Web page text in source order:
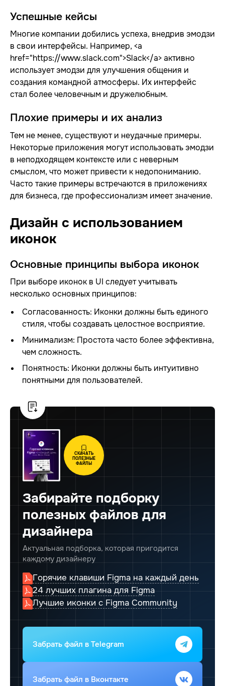
Успешные кейсы
Многие компании добились успеха, внедрив эмодзи
в свои интерфейсы. Например, <a
href="https://www.slack.com">Slack</a> активно
использует эмодзи для улучшения общения и
создания командной атмосферы. Их интерфейс
стал более человечным и дружелюбным.
Плохие примеры и их анализ
Тем не менее, существуют и неудачные примеры.
Некоторые приложения могут использовать эмодзи
в неподходящем контексте или с неверным
смыслом, что может привести к недопониманию.
Часто такие примеры встречаются в приложениях
для бизнеса, где профессионализм имеет значение.
Дизайн с использованием
иконок
Основные принципы выбора иконок
При выборе иконок в UI следует учитывать
несколько основных принципов:
Согласованность: Иконки должны быть единого
стиля, чтобы создавать целостное восприятие.
Минимализм: Простота часто более эффективна,
чем сложность.
Понятность: Иконки должны быть интуитивно
понятными для пользователей.
СКАЧАТЬ
ПОЛЕЗНЫЕ
ФАЙЛЫ
Забирайте подборку
полезных файлов для
дизайнера
Актуальная подборка, которая пригодится
каждому дизайнеру
Горячие клавиши Figma на каждый день
24 лучших плагина для Figma
Лучшие иконки с Figma Community
Забрать файл в Telegram
Забрать файл в Вконтакте